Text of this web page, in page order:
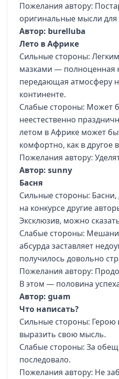
Пожелания автору:
оригинальные мысли
Автор: burelluba
Лето в Африке
Сильные стороны:
мазками — полноценная
передающая атмосферу
континенте.
Слабые стороны: Может
неестественно
летом в Африке может
комфортно, как в другое
Пожелания автору:
Автор: sunny
Басня
Сильные стороны: Басни,
на конкурсе другие
Эксклюзив, можно
Слабые стороны:
абсурда заставляет
получилось довольно
Пожелания автору:
В этом — половина
Автор: guam
Что написать?
Сильные стороны: Герою
выразить свою мысль.
Слабые стороны: За
последовало.
Пожелания автору: Не